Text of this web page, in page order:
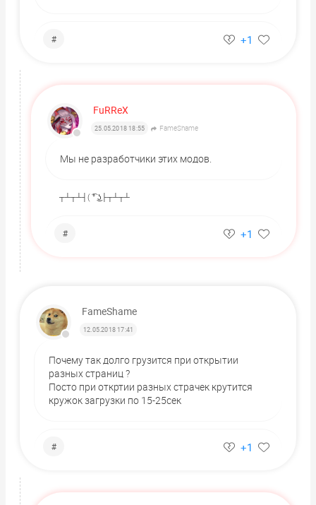
# +1
FuRReX
25.05.2018 18:55 FameShame
Мы не разработчики этих модов.
┬┴┬┴┤( ͡° ͜ʖ├┬┴┬┴
# +1
FameShame
12.05.2018 17:41
Почему так долго грузится при открытии
разных страниц ?
Посто при откртии разных страчек крутится
кружок загрузки по 15-25сек
# +1